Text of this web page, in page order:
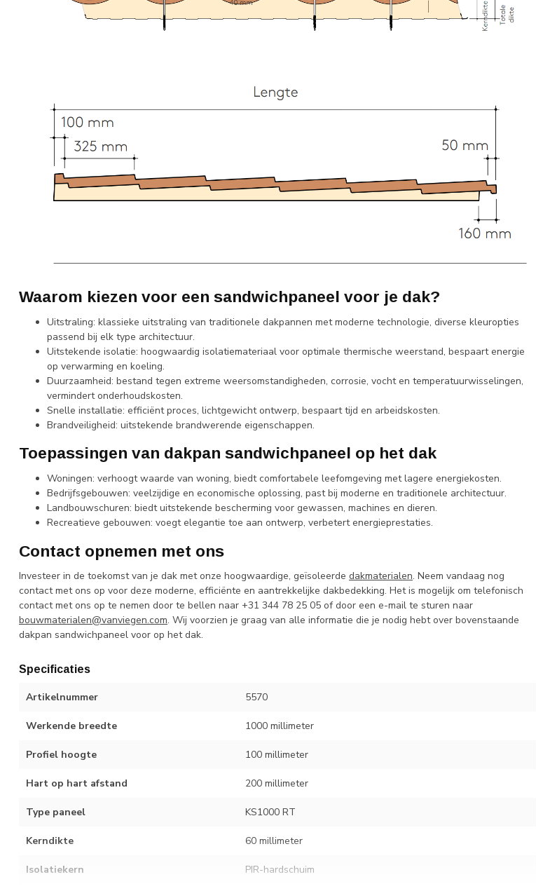
Waarom kiezen voor een sandwichpaneel voor je dak?
Uitstraling: klassieke uitstraling van traditionele dakpannen met moderne technologie, diverse kleuropties
passend bij elk type architectuur.
Uitstekende isolatie: hoogwaardig isolatiemateriaal voor optimale thermische weerstand, bespaart energie
op verwarming en koeling.
Duurzaamheid: bestand tegen extreme weersomstandigheden, corrosie, vocht en temperatuurwisselingen,
vermindert onderhoudskosten.
Snelle installatie: efficiënt proces, lichtgewicht ontwerp, bespaart tijd en arbeidskosten.
Brandveiligheid: uitstekende brandwerende eigenschappen.
Toepassingen van dakpan sandwichpaneel op het dak
Woningen: verhoogt waarde van woning, biedt comfortabele leefomgeving met lagere energiekosten.
Bedrijfsgebouwen: veelzijdige en economische oplossing, past bij moderne en traditionele architectuur.
Landbouwschuren: biedt uitstekende bescherming voor gewassen, machines en dieren.
Recreatieve gebouwen: voegt elegantie toe aan ontwerp, verbetert energieprestaties.
Contact opnemen met ons
Investeer in de toekomst van je dak met onze hoogwaardige, geïsoleerde dakmaterialen. Neem vandaag nog
contact met ons op voor deze moderne, efficiënte en aantrekkelijke dakbedekking. Het is mogelijk om telefonisch
contact met ons op te nemen door te bellen naar +31 344 78 25 05 of door een e-mail te sturen naar
bouwmaterialen@vanviegen.com. Wij voorzien je graag van alle informatie die je nodig hebt over bovenstaande
dakpan sandwichpaneel voor op het dak.
Specificaties
Artikelnummer 5570
Werkende breedte 1000 millimeter
Profiel hoogte 100 millimeter
Hart op hart afstand 200 millimeter
Type paneel KS1000 RT
Kerndikte 60 millimeter
Isolatiekern PIR-hardschuim